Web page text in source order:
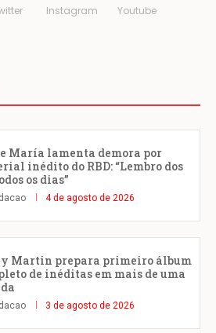
Instagram Youtube
María lamenta demora por
inédito do RBD: “Lembro dos
os dias”
4 de agosto de 2026
Martin prepara primeiro álbum
de inéditas em mais de uma
3 de agosto de 2026